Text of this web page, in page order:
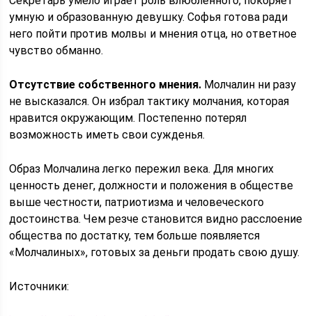
умную и образованную девушку. Софья готова ради
него пойти против молвы и мнения отца, но ответное
чувство обманно.
Отсутствие собственного мнения. Молчалин ни разу
не высказался. Он избрал тактику молчания, которая
нравится окружающим. Постепенно потерял
возможность иметь свои сужденья.
Образ Молчалина легко пережил века. Для многих
ценность денег, должности и положения в обществе
выше честности, патриотизма и человеческого
достоинства. Чем резче становится видно расслоение
общества по достатку, тем больше появляется
«Молчалиных», готовых за деньги продать свою душу.
Источники: